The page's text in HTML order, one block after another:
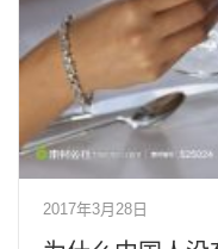
2017年3月28日